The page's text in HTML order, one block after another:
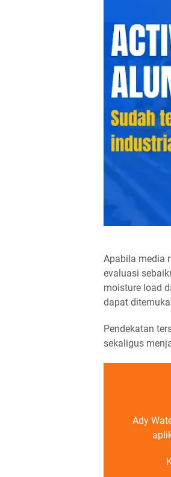
Apabila media
evaluasi
moisture load
dapat
Pendekatan
sekaligus
Ady